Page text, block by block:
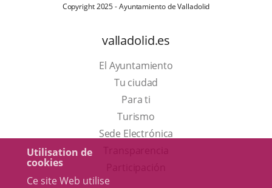
Utilisation de
cookies
Ce site Web utilise
Copyright 2025 - Ayuntamiento de Valladolid
valladolid.es
El Ayuntamiento
Tu ciudad
Para ti
TurismoEste
enlace
Sede Electrónica